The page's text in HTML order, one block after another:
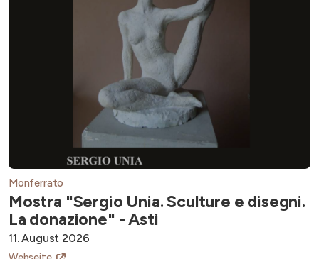
Monferrato
Mostra "Sergio Unia. Sculture e disegni.
La donazione" - Asti
11. August 2026